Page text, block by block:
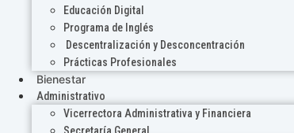
Educación Digital
Programa de Inglés
Descentralización y Desconcentración
Prácticas Profesionales
Bienestar
Administrativo
Vicerrectora Administrativa y Financiera
Secretaría General